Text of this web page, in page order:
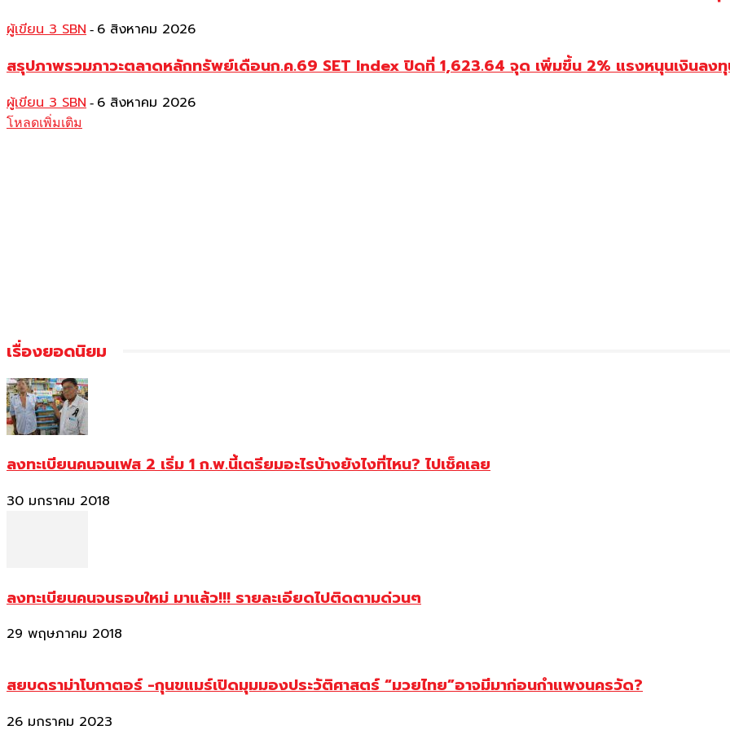
ผู้เขียน 3 SBN - 6 สิงหาคม 2026
สรุปภาพรวมภาวะตลาดหลักทรัพย์เดือนก.ค.69 SET Index ปิดที่ 1,623.64 จุด เพิ่มขึ้น 2% แรงหนุนเงินลงทุ
ผู้เขียน 3 SBN - 6 สิงหาคม 2026
โหลดเพิ่มเติม
เรื่องยอดนิยม
ลงทะเบียนคนจนเฟส 2 เริ่ม 1 ก.พ.นี้เตรียมอะไรบ้างยังไงที่ไหน? ไปเช็คเลย
30 มกราคม 2018
ลงทะเบียนคนจนรอบใหม่ มาแล้ว!!! รายละเอียดไปติดตามด่วนๆ
29 พฤษภาคม 2018
สยบดราม่าโบกาตอร์ -กุนขแมร์เปิดมุมมองประวัติศาสตร์ “มวยไทย”อาจมีมาก่อนกำแพงนครวัด?
26 มกราคม 2023